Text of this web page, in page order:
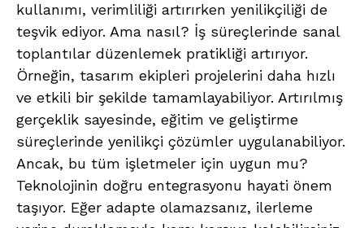
kullanımı, verimliliği artırırken yenilikçiliği de
teşvik ediyor. Ama nasıl? İş süreçlerinde sanal
toplantılar düzenlemek pratikliği artırıyor.
Örneğin, tasarım ekipleri projelerini daha hızlı
ve etkili bir şekilde tamamlayabiliyor. Artırılmış
gerçeklik sayesinde, eğitim ve geliştirme
süreçlerinde yenilikçi çözümler uygulanabiliyor.
Ancak, bu tüm işletmeler için uygun mu?
Teknolojinin doğru entegrasyonu hayati önem
taşıyor. Eğer adapte olamazsanız, ilerleme